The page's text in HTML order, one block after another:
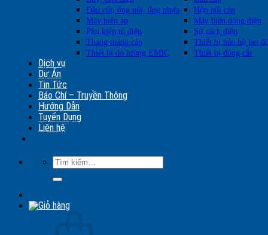
Đầu cốt, ống nối, ống nhựa
Hộp nối cáp
Máy biến áp
Máy biến dòng điện
Phụ kiện tủ điện
Sứ cách điện
Thang máng cáp
Thiết bị bảo hộ lao
Thiết bị đo lường EMIC
Thiết bị đóng cắt
Dịch vụ
Dự Án
Tin Tức
Báo Chí – Truyền Thông
Hướng Dẫn
Tuyển Dụng
Liên hệ
Tìm
kiếm: